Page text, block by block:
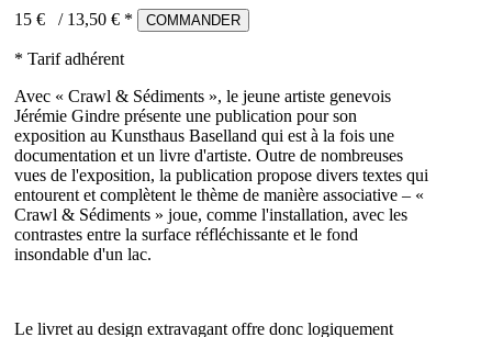
15 € / 13,50 € * COMMANDER
* Tarif adhérent
Avec « Crawl & Sédiments », le jeune artiste genevois
Jérémie Gindre présente une publication pour son
exposition au Kunsthaus Baselland qui est à la fois une
documentation et un livre d'artiste. Outre de nombreuses
vues de l'exposition, la publication propose divers textes qui
entourent et complètent le thème de manière associative – «
Crawl & Sédiments » joue, comme l'installation, avec les
contrastes entre la surface réfléchissante et le fond
insondable d'un lac.
Le livret au design extravagant offre donc logiquement